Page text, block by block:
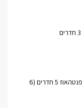
למכירה ברחוב נחל דן מיני פנטהאוז 5 חדרים (6